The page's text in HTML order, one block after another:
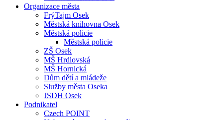
Organizace města
FrýTajm Osek
Městská knihovna Osek
Městská policie
Městská policie
ZŠ Osek
MŠ Hrdlovská
MŠ Hornická
Dům dětí a mládeže
Služby města Oseka
JSDH Osek
Podnikatel
Czech POINT